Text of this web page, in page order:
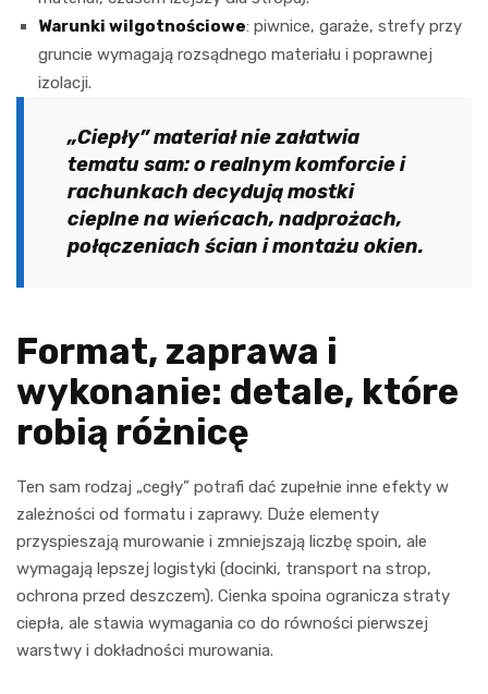
Warunki wilgotnościowe: piwnice, garaże, strefy przy
gruncie wymagają rozsądnego materiału i poprawnej
izolacji.
„Ciepły” materiał nie załatwia
tematu sam: o realnym komforcie i
rachunkach decydują mostki
cieplne na wieńcach, nadprożach,
połączeniach ścian i montażu okien.
Format, zaprawa i
wykonanie: detale, które
robią różnicę
Ten sam rodzaj „cegły” potrafi dać zupełnie inne efekty w
zależności od formatu i zaprawy. Duże elementy
przyspieszają murowanie i zmniejszają liczbę spoin, ale
wymagają lepszej logistyki (docinki, transport na strop,
ochrona przed deszczem). Cienka spoina ogranicza straty
ciepła, ale stawia wymagania co do równości pierwszej
warstwy i dokładności murowania.